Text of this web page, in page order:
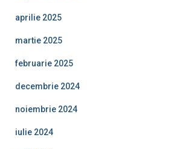
aprilie 2025
martie 2025
februarie 2025
decembrie 2024
noiembrie 2024
iulie 2024